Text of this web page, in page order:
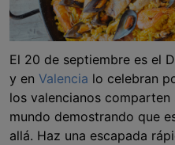
El 20 de septiembre es el
y en Valencia lo celebran
los valencianos
mundo demostrando que
allá. Haz una escapada